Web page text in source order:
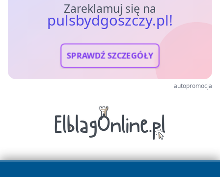
Zareklamuj się na
pulsbydgoszczy.pl!
SPRAWDŹ SZCZEGÓŁY
autopromocja